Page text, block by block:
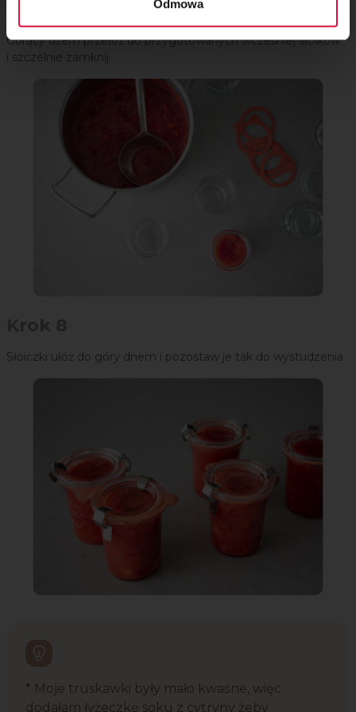
Odmowa
Gorący dżem przełóż do przygotowanych wcześniej słoików
i szczelnie zamknij.
Słoiczki ułóż do góry dnem i pozostaw je tak do wystudzenia.
* Moje truskawki były mało kwaśne, więc
dodałam łyżeczkę soku z cytryny żeby